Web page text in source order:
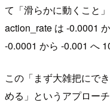
て「滑らかに動くこと
action_rate は -0.0001
-0.0001 から -0.001 へ
この「まず大雑把にで
める」というアプロー